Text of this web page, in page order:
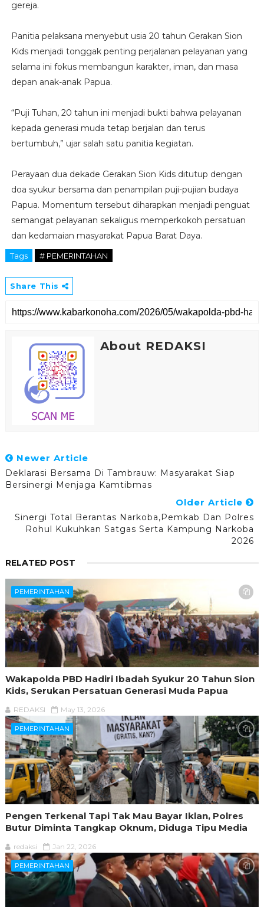
gereja.
Panitia pelaksana menyebut usia 20 tahun Gerakan Sion
Kids menjadi tonggak penting perjalanan pelayanan yang
selama ini fokus membangun karakter, iman, dan masa
depan anak-anak Papua.
“Puji Tuhan, 20 tahun ini menjadi bukti bahwa pelayanan
kepada generasi muda tetap berjalan dan terus
bertumbuh,” ujar salah satu panitia kegiatan.
Perayaan dua dekade Gerakan Sion Kids ditutup dengan
doa syukur bersama dan penampilan puji-pujian budaya
Papua. Momentum tersebut diharapkan menjadi penguat
semangat pelayanan sekaligus memperkokoh persatuan
dan kedamaian masyarakat Papua Barat Daya.
Tags # PEMERINTAHAN
Share This
About REDAKSI
Newer Article
Deklarasi Bersama Di Tambrauw: Masyarakat Siap
Bersinergi Menjaga Kamtibmas
Older Article
Sinergi Total Berantas Narkoba,Pemkab Dan Polres
Rohul Kukuhkan Satgas Serta Kampung Narkoba
2026
RELATED POST
PEMERINTAHAN
Wakapolda PBD Hadiri Ibadah Syukur 20 Tahun Sion
Kids, Serukan Persatuan Generasi Muda Papua
REDAKSI May 13, 2026
PEMERINTAHAN
Pengen Terkenal Tapi Tak Mau Bayar Iklan, Polres
Butur Diminta Tangkap Oknum, Diduga Tipu Media
redaksi Jan 22, 2026
PEMERINTAHAN